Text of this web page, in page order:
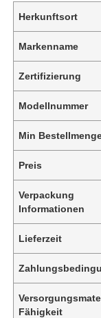
Herkunftsort
Markenname
Zertifizierung
Modellnummer
Min
Preis
Verpackung
Informationen
Lieferzeit
Fähigkeit